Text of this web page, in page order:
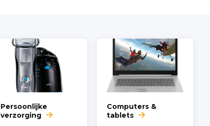
Persoonlijke
verzorging
Computers &
tablets